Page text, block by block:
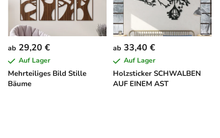
Mehrteiliges Bild Stille
Bäume
ab 29,20 €
Auf Lager
Holzsticker SCHWALBEN
AUF EINEM AST
ab 33,40 €
Auf Lager